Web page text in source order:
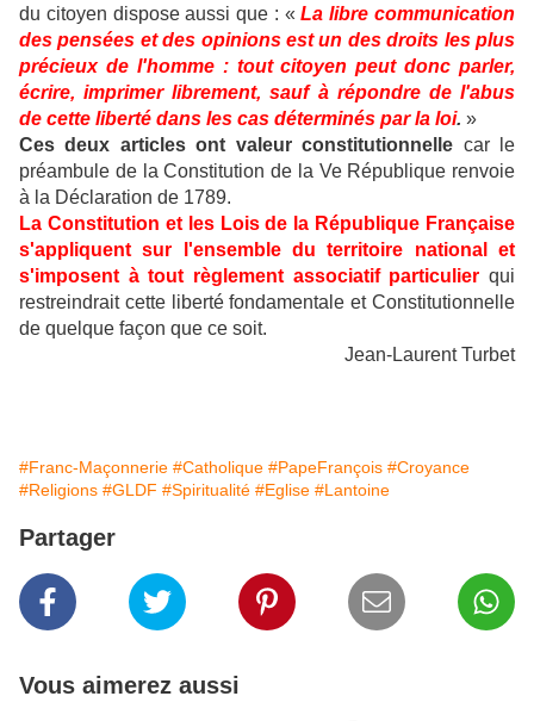
du citoyen dispose aussi que : «La libre communication
des pensées et des opinions est un des droits les plus
précieux de l'homme : tout citoyen peut donc parler,
écrire, imprimer librement, sauf à répondre de l'abus
de cette liberté dans les cas déterminés par la loi. »
Ces deux articles ont valeur constitutionnelle car le
préambule de la Constitution de la Ve République renvoie
à la Déclaration de 1789.
La Constitution et les Lois de la République Française
s'appliquent sur l'ensemble du territoire national et
s'imposent à tout règlement associatif particulier qui
restreindrait cette liberté fondamentale et Constitutionnelle
de quelque façon que ce soit.
Jean-Laurent Turbet
#Franc-Maçonnerie #Catholique #PapeFrançois #Croyance
#Religions #GLDF #Spiritualité #Eglise #Lantoine
Partager
Vous aimerez aussi